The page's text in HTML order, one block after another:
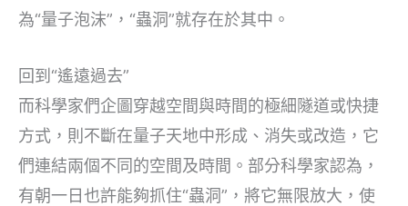
為“量子泡沫”，“蟲洞”就存在於其中。
回到“遙遠過去”
而科學家們企圖穿越空間與時間的極細隧道或快捷
方式，則不斷在量子天地中形成、消失或改造，它
們連結兩個不同的空間及時間。部分科學家認為，
有朝一日也許能夠抓住“蟲洞”，將它無限放大，使